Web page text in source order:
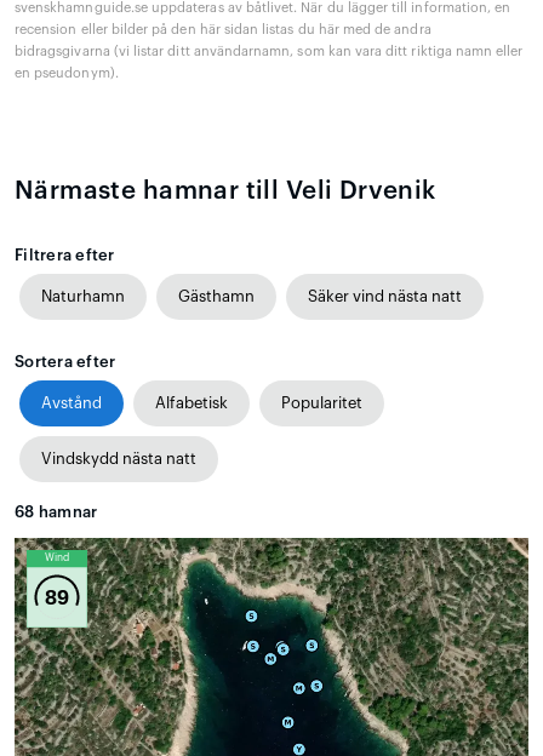
svenskhamnguide.se uppdateras av båtlivet. När du lägger till information, en
recension eller bilder på den här sidan listas du här med de andra
bidragsgivarna (vi listar ditt användarnamn, som kan vara ditt riktiga namn eller
en pseudonym).
Närmaste hamnar till Veli Drvenik
Filtrera efter
Naturhamn Gästhamn Säker vind nästa natt
Sortera efter
Avstånd Alfabetisk Popularitet
Vindskydd nästa natt
68 hamnar
Wind
89